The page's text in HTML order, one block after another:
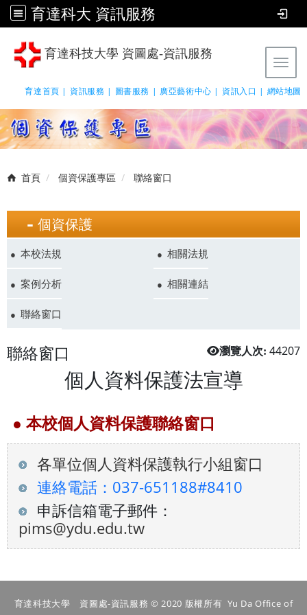
育達科大 資訊服務
育達科技大學 資圖處-資訊服務
育達首頁 | 資訊服務 | 圖書服務 | 廣亞藝術中心 | 資訊入口 | 網站地圖
首頁 個資保護專區 聯絡窗口
個資保護
本校法規 相關法規
案例分析 相關連結
聯絡窗口
瀏覽人次: 44207
聯絡窗口
個人資料保護法宣導
● 本校個人資料保護聯絡窗口
各單位個人資料保護執行小組窗口
連絡電話：037-651188#8410
申訴信箱電子郵件：
pims@ydu.edu.tw
育達科技大學 資圖處-資訊服務 © 2020 版權所有 Yu Da Office of